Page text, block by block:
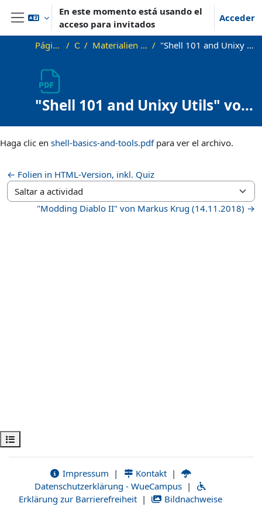
Salta al contenido principal
Panel lateral
En este momento está usando el
acceso para invitados
Acceder
Abrir índice del curso
Página Principal OKInf Materialien zu bisherigen Vorträgen "Shell 101 and Unixy Utils" von Alexander Gehrke (08.05.19)
"Shell 101 and Unixy Utils" von
Alexander Gehrke (08.05.19)
Haga clic en shell-basics-and-tools.pdfpara ver el archivo.
← Folien in HTML-Version, inkl. Quiz
Saltar a actividad
"Modding Diablo II" von Markus Krug (14.11.2018) →
Impressum | Kontakt |
Datenschutzerklärung - WueCampus |
Erklärung zur Barrierefreiheit | Bildnachweise